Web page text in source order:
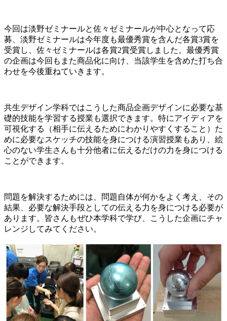
今回は淡野ゼミナールと佐々ゼミナールが中心となって応
募、淡野ゼミナールは今年度も最優秀賞を含んだ各賞3賞を
受賞し、佐々ゼミナールは各賞2賞受賞しました。最優秀賞
の企画は今回もまた商品化に向け、当該学生を含めた打ち合
わせを今後重ねていきます。
共生デザイン学科ではこうした商品企画デザインに必要な基
礎的技能を学習する授業も選択できます。特にアイディアを
可視化する（相手に伝えるためにわかりやすくすること）た
めに必要なスケッチの技能を身につける演習授業もあり、絵
心のない学生さんも十分他者に伝えるだけの力を身につける
ことができます。
問題を解決するためには、問題自体が何かをよく考え、その
結果、必要な解決手段としての伝える力を身につける必要が
あります。皆さんもぜひ本学科で学び、こうした企画にチャ
レンジしてみてください。